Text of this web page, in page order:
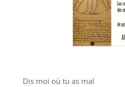
Dis moi où tu as mal